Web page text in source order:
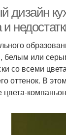
дизайн
или
со всеми
оттенок. В
цвета-